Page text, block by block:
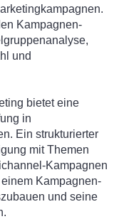
Kampagnen-
und
bietet eine
in
Ein strukturierter
mit Themen
Kampagnen
Kampagnen-
und seine